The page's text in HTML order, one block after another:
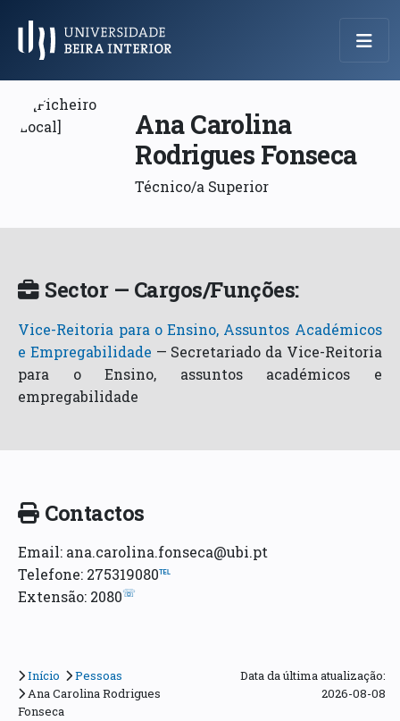
Menu Principal
Ana Carolina
Rodrigues Fonseca
Técnico/a Superior
Sector — Cargos/Funções:
Vice-Reitoria para o Ensino, Assuntos Académicos
e Empregabilidade — Secretariado da Vice-Reitoria
para o Ensino, assuntos académicos e
empregabilidade
Contactos
Email: ana.carolina.fonseca@ubi.pt
Telefone: 275319080℡
Extensão: 2080☏
Início
Pessoas
Ana Carolina Rodrigues
Fonseca
Data da última atualização:
2026-08-08